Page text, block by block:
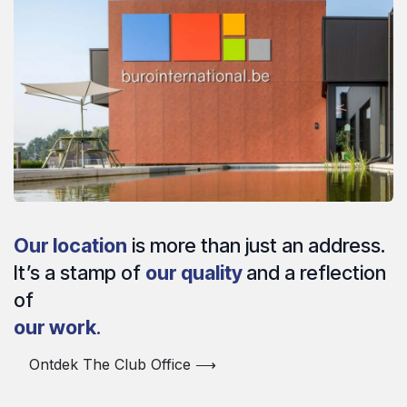
Our location is more than just an address.
It’s a stamp of our qualityand a reflection
of
our work.
Ontdek The Club Office ⟶